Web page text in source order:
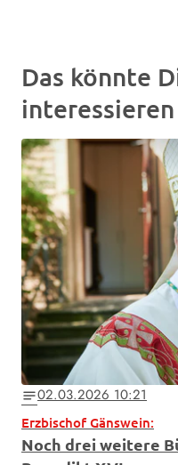
Das könnte
interessieren
notes02.03.2026 10:21
Erzbischof Gänswein:
Noch drei weitere